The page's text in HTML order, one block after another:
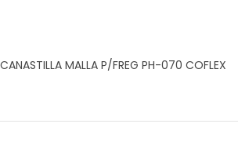
CANASTILLA MALLA P/FREG PH-070 COFLEX